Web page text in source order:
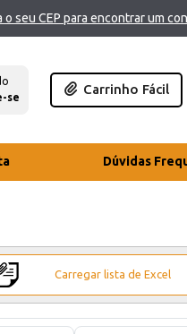
o seu CEP para encontrar um
se
Carrinho Fácil
Dúvidas
Carregar lista de Excel